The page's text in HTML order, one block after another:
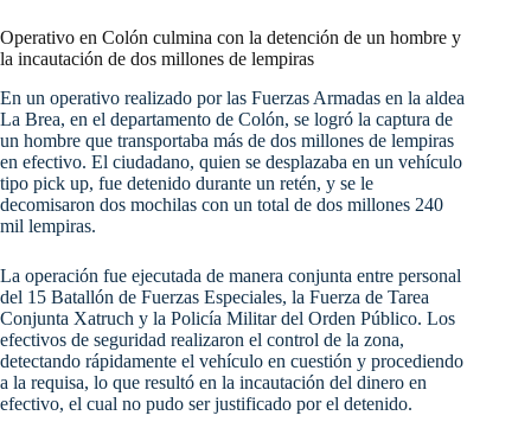
Operativo en Colón culmina con la detención de un hombre y
la incautación de dos millones de lempiras
En un operativo realizado por las Fuerzas Armadas en la aldea
La Brea, en el departamento de Colón, se logró la captura de
un hombre que transportaba más de dos millones de lempiras
en efectivo. El ciudadano, quien se desplazaba en un vehículo
tipo pick up, fue detenido durante un retén, y se le
decomisaron dos mochilas con un total de dos millones 240
mil lempiras.
La operación fue ejecutada de manera conjunta entre personal
del 15 Batallón de Fuerzas Especiales, la Fuerza de Tarea
Conjunta Xatruch y la Policía Militar del Orden Público. Los
efectivos de seguridad realizaron el control de la zona,
detectando rápidamente el vehículo en cuestión y procediendo
a la requisa, lo que resultó en la incautación del dinero en
efectivo, el cual no pudo ser justificado por el detenido.